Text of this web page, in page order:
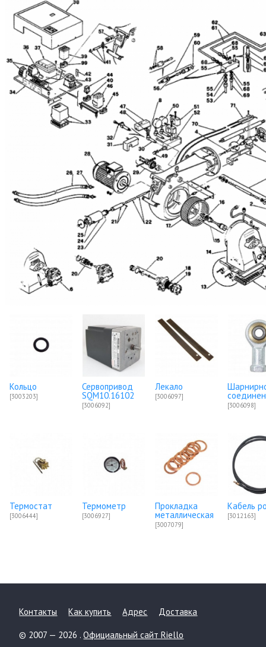
Кольцо
[3003203]
Сервопривод
SQM10.16102
[3006092]
Лекало
[3006097]
[3006098]
Термостат
[3006444]
Термометр
[3006927]
Прокладка
металлическая
[3007079]
Кабель
[3012163]
Контакты Как купить Адрес Доставка
© 2007 — 2026 .Официальный сайт Riello